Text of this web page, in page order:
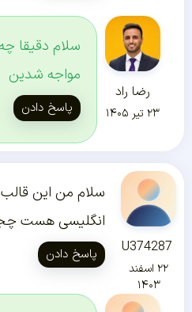
رضا راد
۲۳ تیر ۱۴۰۵
سلام دقیقا
مواجه شدین
پاسخ دادن
U374287
۲۲ اسفند
۱۴۰۳
سلام من این
انگلیسی هست
پاسخ دادن